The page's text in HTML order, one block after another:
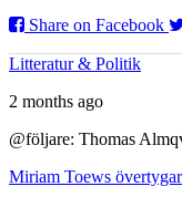
Share on Facebook
Litteratur & Politik
2 months ago
@följare: Thomas
Miriam Toews